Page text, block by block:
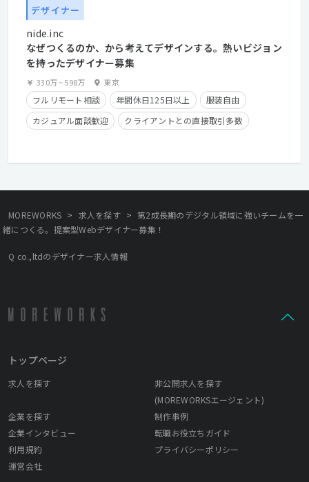
デザイナー
nide.inc
なぜつくるのか、から考えてデザインする。熱いビジョン
を持ったデザイナー募集
330万~598万 東京
フルリモート相談 年間休日125日以上
服装自由
カジュアル面談歓迎
クライアントとの直接取引多数
学歴不問
経験者優遇
MOREWORKS > 求人を探す > 第2成長期のデジタル領域に強いチームを一
緒につくる。提案型Webデザイナー募集！
Q co.,ltdのデザイナー求人情報
トップページ
求人を探す
非公開求人を探す
(MOREWORKSエージェント)
企業を探す
制作事例
企業インタビュー
転職お役立ちガイド
利用規約
プライバシーポリシー
運営会社